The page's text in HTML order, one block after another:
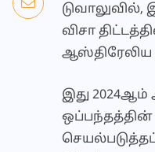
டுவாலுவில்,
விசா
ஆஸ்திரேலிய
இது
ஒப்பந்தத்தின்